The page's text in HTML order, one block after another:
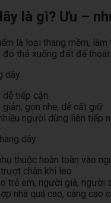
là gì? Ưu –
là loại thang mềm,
đó thả xuống đất để thoát
dây
dễ tiếp cận
gọn nhẹ, dễ cất giữ
người dùng liên tiếp
dây
thuộc hoàn toàn vào
chân khi leo
trẻ em, người già, người
nhà quá cao, càng cao